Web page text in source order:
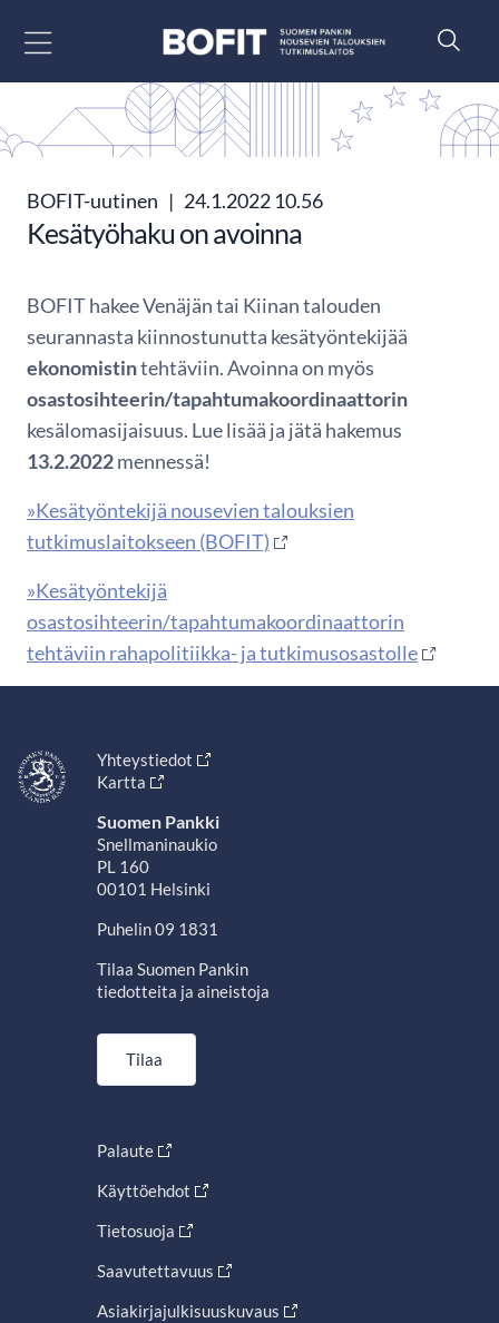
BOFIT-uutinen | 24.1.2022 10.56
Kesätyöhaku on avoinna
BOFIT hakee Venäjän tai Kiinan talouden
seurannasta kiinnostunutta kesätyöntekijää
ekonomistintehtäviin. Avoinna on myös
osastosihteerin/tapahtumakoordinaattorin
kesälomasijaisuus. Lue lisää ja jätä hakemus
13.2.2022mennessä!
»Kesätyöntekijä nousevien talouksien
tutkimuslaitokseen (BOFIT)
»Kesätyöntekijä
osastosihteerin/tapahtumakoordinaattorin
tehtäviin rahapolitiikka- ja tutkimusosastolle
Yhteystiedot
Kartta
Suomen Pankki
Snellmaninaukio
PL 160
00101 Helsinki
Puhelin 09 1831
Tilaa Suomen Pankin
tiedotteita ja aineistoja
Tilaa
Palaute
Käyttöehdot
Tietosuoja
Saavutettavuus
Asiakirjajulkisuuskuvaus